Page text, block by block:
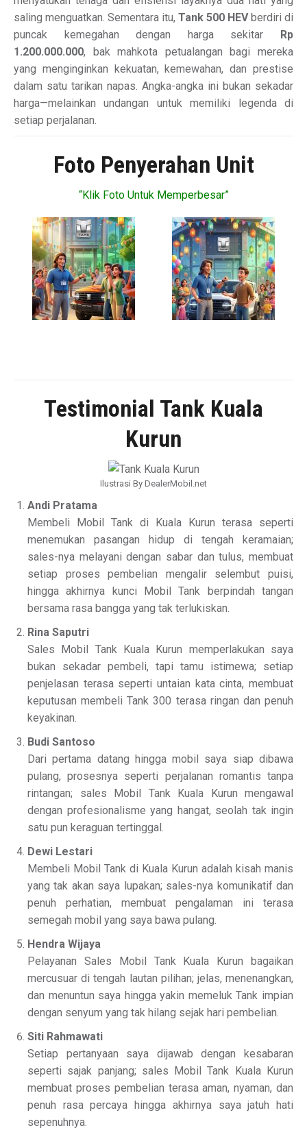
saling menguatkan. Sementara itu, Tank 500 HEVberdiri di
puncak kemegahan dengan harga sekitar
Rp
1.200.000.000, bak mahkota petualangan bagi mereka
yang menginginkan kekuatan, kemewahan, dan prestise
dalam satu tarikan napas. Angka-angka ini bukan sekadar
harga—melainkan undangan untuk memiliki legenda di
setiap perjalanan.
Foto Penyerahan Unit
“Klik Foto Untuk Memperbesar”
Testimonial Tank Kuala
Kurun
Ilustrasi By DealerMobil.net
Andi Pratama
Membeli Mobil Tank di Kuala Kurun terasa seperti
menemukan pasangan hidup di tengah keramaian;
sales-nya melayani dengan sabar dan tulus, membuat
setiap proses pembelian mengalir selembut puisi,
hingga akhirnya kunci Mobil Tank berpindah tangan
bersama rasa bangga yang tak terlukiskan.
Rina Saputri
Sales Mobil Tank Kuala Kurun memperlakukan saya
bukan sekadar pembeli, tapi tamu istimewa; setiap
penjelasan terasa seperti untaian kata cinta, membuat
keputusan membeli Tank 300 terasa ringan dan penuh
keyakinan.
Budi Santoso
Dari pertama datang hingga mobil saya siap dibawa
pulang, prosesnya seperti perjalanan romantis tanpa
rintangan; sales Mobil Tank Kuala Kurun mengawal
dengan profesionalisme yang hangat, seolah tak ingin
satu pun keraguan tertinggal.
Dewi Lestari
Membeli Mobil Tank di Kuala Kurun adalah kisah manis
yang tak akan saya lupakan; sales-nya komunikatif dan
penuh perhatian, membuat pengalaman ini terasa
semegah mobil yang saya bawa pulang.
Hendra Wijaya
Pelayanan Sales Mobil Tank Kuala Kurun bagaikan
mercusuar di tengah lautan pilihan; jelas, menenangkan,
dan menuntun saya hingga yakin memeluk Tank impian
dengan senyum yang tak hilang sejak hari pembelian.
Siti Rahmawati
Setiap pertanyaan saya dijawab dengan kesabaran
seperti sajak panjang; sales Mobil Tank Kuala Kurun
membuat proses pembelian terasa aman, nyaman, dan
penuh rasa percaya hingga akhirnya saya jatuh hati
sepenuhnya.